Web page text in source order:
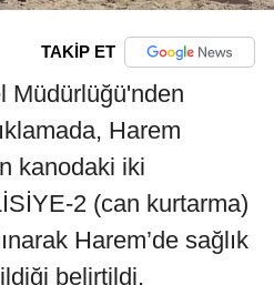
TAKİP ET
Müdürlüğü'nden
Harem
kanodaki iki
2 (can kurtarma)
Harem’de sağlık
belirtildi.